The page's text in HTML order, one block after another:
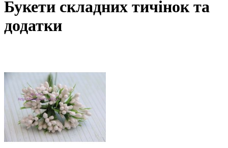
Букети складних тичінок та
додатки